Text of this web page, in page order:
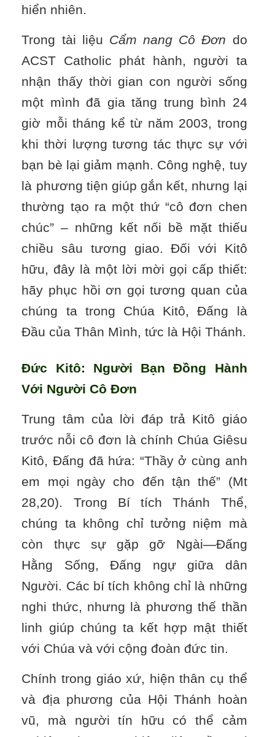
hiển nhiên.
Trong tài liệu Cẩm nang Cô Đơn do
ACST Catholic phát hành, người ta
nhận thấy thời gian con người sống
một mình đã gia tăng trung bình 24
giờ mỗi tháng kể từ năm 2003, trong
khi thời lượng tương tác thực sự với
bạn bè lại giảm mạnh. Công nghệ, tuy
là phương tiện giúp gắn kết, nhưng lại
thường tạo ra một thứ “cô đơn chen
chúc” – những kết nối bề mặt thiếu
chiều sâu tương giao. Đối với Kitô
hữu, đây là một lời mời gọi cấp thiết:
hãy phục hồi ơn gọi tương quan của
chúng ta trong Chúa Kitô, Đấng là
Đầu của Thân Mình, tức là Hội Thánh.
Đức Kitô: Người Bạn Đồng Hành
Với Người Cô Đơn
Trung tâm của lời đáp trả Kitô giáo
trước nỗi cô đơn là chính Chúa Giêsu
Kitô, Đấng đã hứa: “Thầy ở cùng anh
em mọi ngày cho đến tận thế” (Mt
28,20). Trong Bí tích Thánh Thể,
chúng ta không chỉ tưởng niệm mà
còn thực sự gặp gỡ Ngài—Đấng
Hằng Sống, Đấng ngự giữa dân
Người. Các bí tích không chỉ là những
nghi thức, nhưng là phương thế thần
linh giúp chúng ta kết hợp mật thiết
với Chúa và với cộng đoàn đức tin.
Chính trong giáo xứ, hiện thân cụ thể
và địa phương của Hội Thánh hoàn
vũ, mà người tín hữu có thể cảm